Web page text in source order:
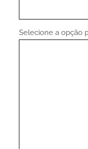
Selecione a opção